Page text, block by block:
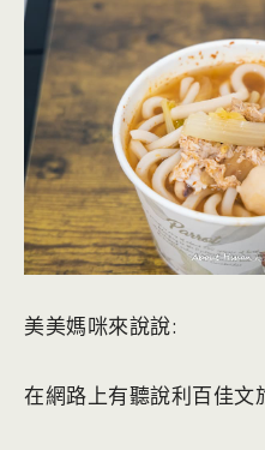
美美媽咪來說說:
在網路上有聽說利百佳文